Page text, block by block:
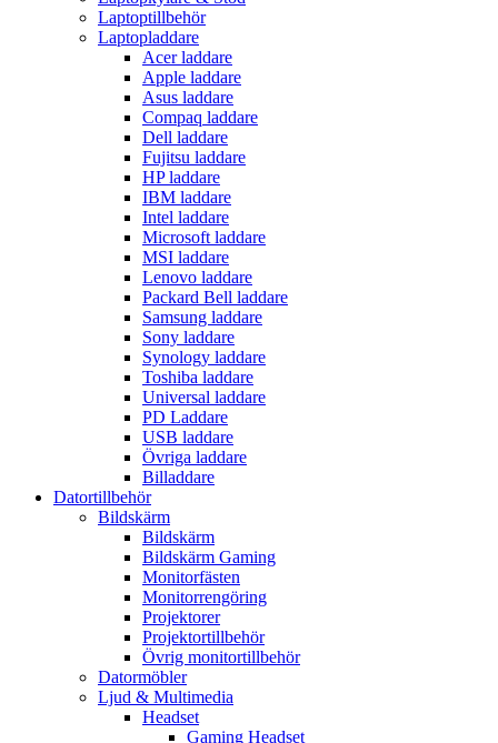
Laptoptillbehör
Laptopladdare
Acer laddare
Apple laddare
Asus laddare
Compaq laddare
Dell laddare
Fujitsu laddare
HP laddare
IBM laddare
Intel laddare
Microsoft laddare
MSI laddare
Lenovo laddare
Packard Bell laddare
Samsung laddare
Sony laddare
Synology laddare
Toshiba laddare
Universal laddare
PD Laddare
USB laddare
Övriga laddare
Billaddare
Datortillbehör
Bildskärm
Bildskärm
Bildskärm Gaming
Monitorfästen
Monitorrengöring
Projektorer
Projektortillbehör
Övrig monitortillbehör
Datormöbler
Ljud & Multimedia
Headset
Gaming Headset